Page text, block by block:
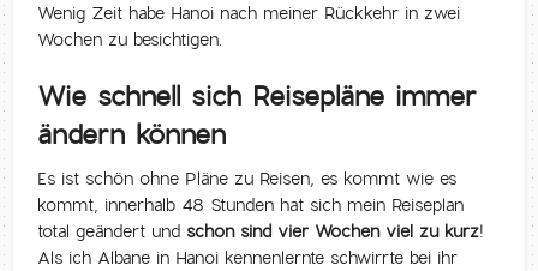
Wenig Zeit habe Hanoi nach meiner Rückkehr in zwei
Wochen zu besichtigen.
Wie schnell sich Reisepläne immer
ändern können
Es ist schön ohne Pläne zu Reisen, es kommt wie es
kommt, innerhalb 48 Stunden hat sich mein Reiseplan
total geändert und schon sind vier Wochen viel zu kurz!
Als ich Albane in Hanoi kennenlernte schwirrte bei ihr